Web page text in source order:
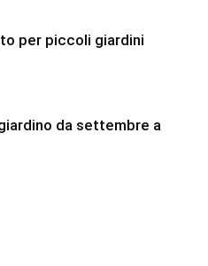
per piccoli giardini
da settembre a